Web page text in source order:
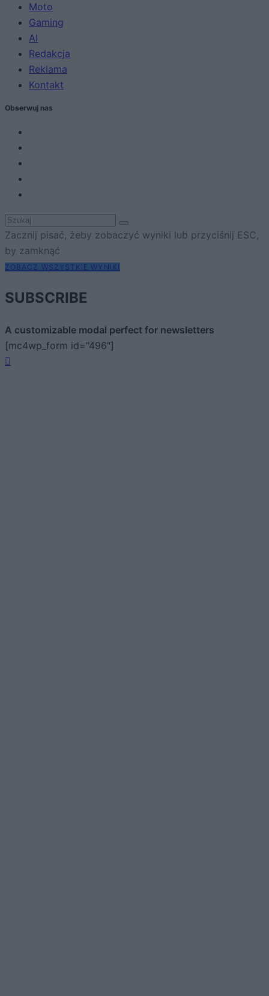
Moto
Gaming
AI
Redakcja
Reklama
Kontakt
Obserwuj nas
Zacznij pisać, żeby zobaczyć wyniki lub przyciśnij ESC,
by zamknąć
ZOBACZ WSZYSTKIE WYNIKI
SUBSCRIBE
A customizable modal perfect for newsletters
[mc4wp_form id="496"]